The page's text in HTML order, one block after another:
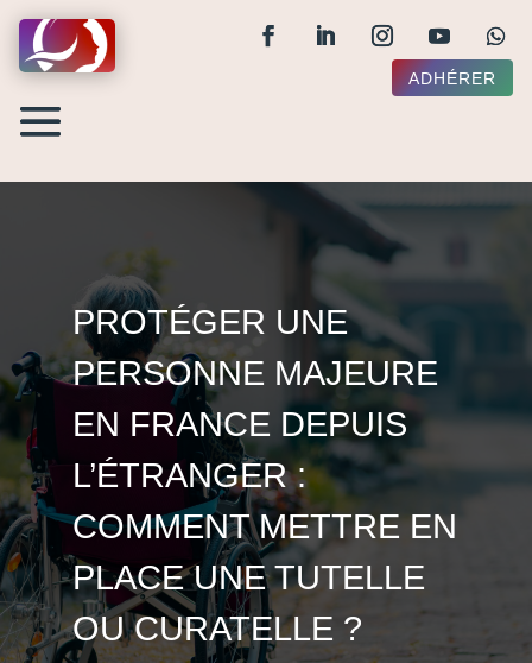
ADHÉRER
PROTÉGER UNE
PERSONNE MAJEURE
EN FRANCE DEPUIS
L’ÉTRANGER :
COMMENT METTRE EN
PLACE UNE TUTELLE
OU CURATELLE ?